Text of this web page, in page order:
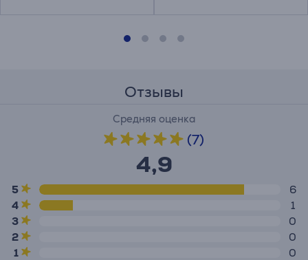
Отзывы
Средняя оценка
(7)
4,9
5
6
4
1
3
0
2
0
1
0